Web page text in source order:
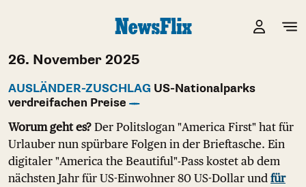
26. November 2025
AUSLÄNDER-ZUSCHLAG US-Nationalparks
verdreifachen Preise
Worum geht es? Der Politslogan "America First" hat für
Urlauber nun spürbare Folgen in der Brieftasche. Ein
digitaler "America the Beautiful"-Pass kostet ab dem
nächsten Jahr für US-Einwohner 80 US-Dollar und für